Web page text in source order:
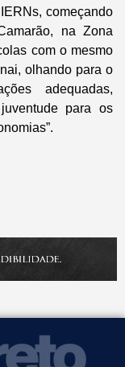
começando
na Zona
com o mesmo
olhando para o
adequadas,
para os